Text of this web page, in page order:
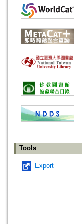
Tools
Export